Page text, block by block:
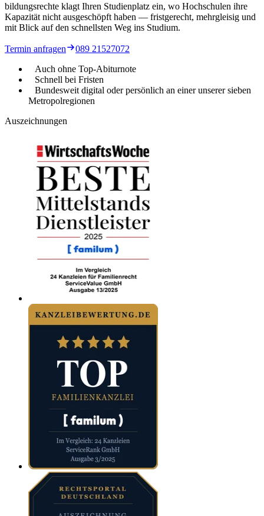
bildungsrechte klagt Ihren Studienplatz ein, wo Hochschulen ihre
Kapazität nicht ausgeschöpft haben — fristgerecht, mehrgleisig und
mit Blick auf den schnellsten Weg ins Studium.
Termin anfragen
089 21527072
Auch ohne Top-Abiturnote
Schnell bei Fristen
Bundesweit digital oder persönlich an einer unserer sieben
Metropolregionen
Auszeichnungen